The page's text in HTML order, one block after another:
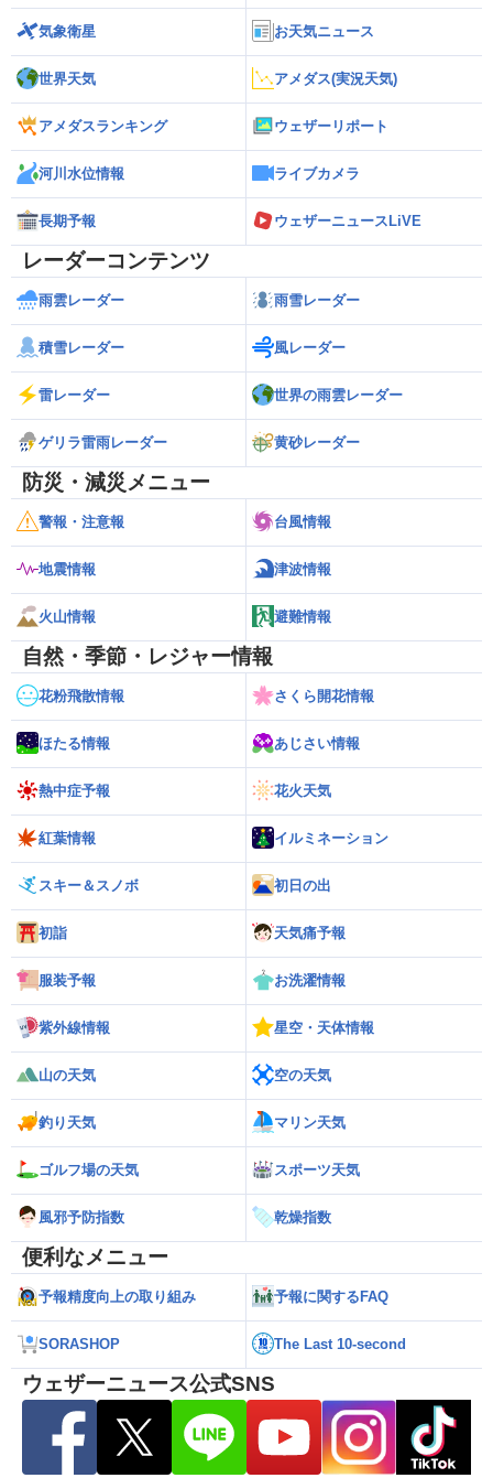
気象衛星 お天気ニュース
世界天気 アメダス(実況天気)
アメダスランキング ウェザーリポート
河川水位情報 ライブカメラ
長期予報 ウェザーニュースLiVE
レーダーコンテンツ
雨雲レーダー 雨雪レーダー
積雪レーダー 風レーダー
雷レーダー 世界の雨雲レーダー
ゲリラ雷雨レーダー 黄砂レーダー
防災・減災メニュー
警報・注意報 台風情報
地震情報 津波情報
火山情報 避難情報
自然・季節・レジャー情報
花粉飛散情報 さくら開花情報
ほたる情報 あじさい情報
熱中症予報 花火天気
紅葉情報 イルミネーション
スキー＆スノボ 初日の出
初詣 天気痛予報
服装予報 お洗濯情報
紫外線情報 星空・天体情報
山の天気 空の天気
釣り天気 マリン天気
ゴルフ場の天気 スポーツ天気
風邪予防指数 乾燥指数
便利なメニュー
予報精度向上の取り組み 予報に関するFAQ
SORASHOP The Last 10-second
ウェザーニュース公式SNS